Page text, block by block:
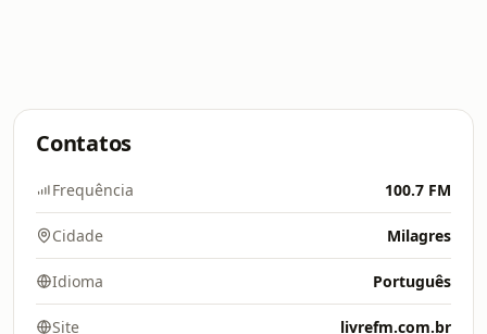
Contatos
Frequência 100.7 FM
Cidade Milagres
Idioma Português
Site livrefm.com.br